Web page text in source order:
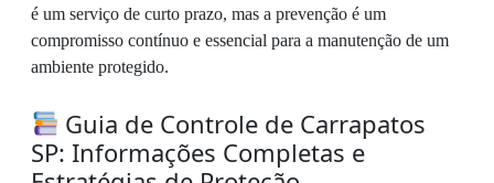
é um serviço de curto prazo, mas a prevenção é um
compromisso contínuo e essencial para a manutenção de um
ambiente protegido.
Guia de Controle de Carrapatos
SP: Informações Completas e